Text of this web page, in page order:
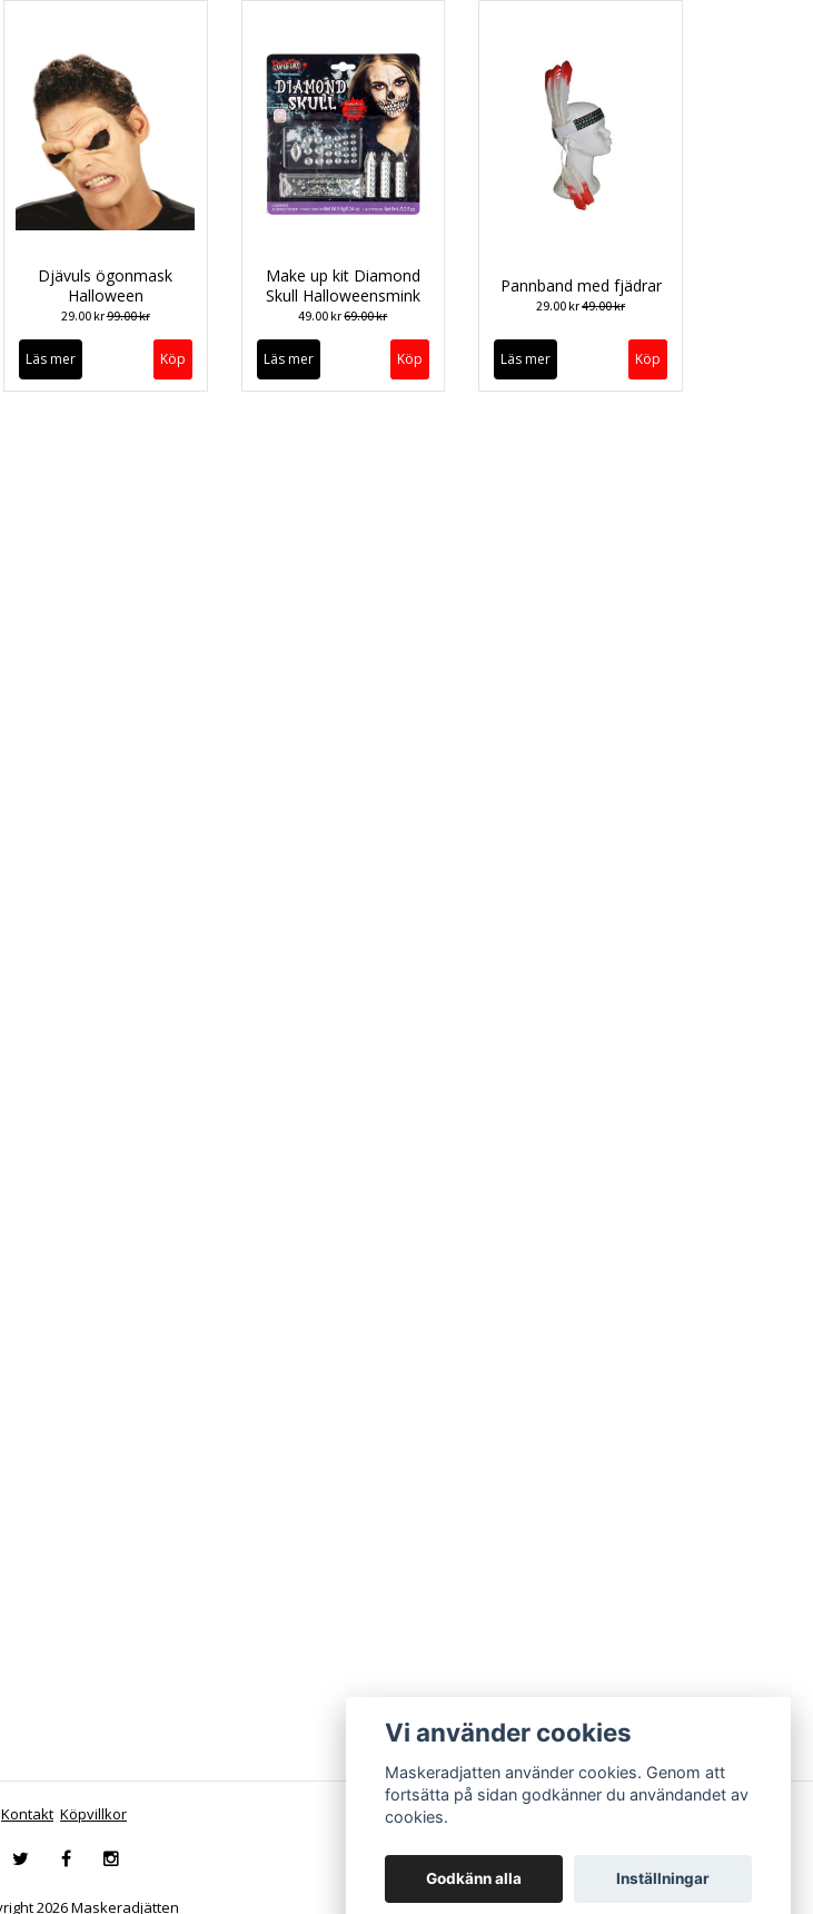
Djävuls ögonmask
Halloween
29.00 kr99.00 kr
Läs mer
Make up kit Diamond
Skull Halloweensmink
49.00 kr69.00 kr
Läs mer
Pannband med fjädrar
29.00 kr49.00 kr
Läs mer
Kontakt Köpvillkor
2026 Maskeradjätten
Vi använder cookies
Maskeradjatten använder cookies. Genom att
fortsätta på sidan godkänner du användandet av
cookies.
Godkänn alla Inställningar